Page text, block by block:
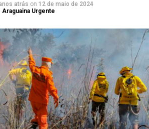
atrás on 12 de maio de 2024
Araguaina Urgente